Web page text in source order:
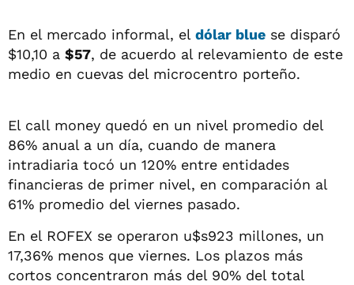
En el mercado informal, el dólar blue se disparó
$10,10 a $57, de acuerdo al relevamiento de este
medio en cuevas del microcentro porteño.
El call money quedó en un nivel promedio del
86% anual a un día, cuando de manera
intradiaria tocó un 120% entre entidades
financieras de primer nivel, en comparación al
61% promedio del viernes pasado.
En el ROFEX se operaron u$s923 millones, un
17,36% menos que viernes. Los plazos más
cortos concentraron más del 90% del total